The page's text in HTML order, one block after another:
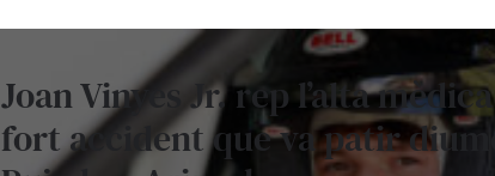
Joan Vinyes Jr. rep l’alta
fort accident que va patir